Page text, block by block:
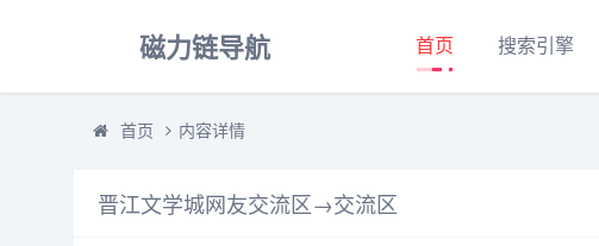
磁力链导航 首页 搜索引擎
首页 内容详情
晋江文学城网友交流区→交流区